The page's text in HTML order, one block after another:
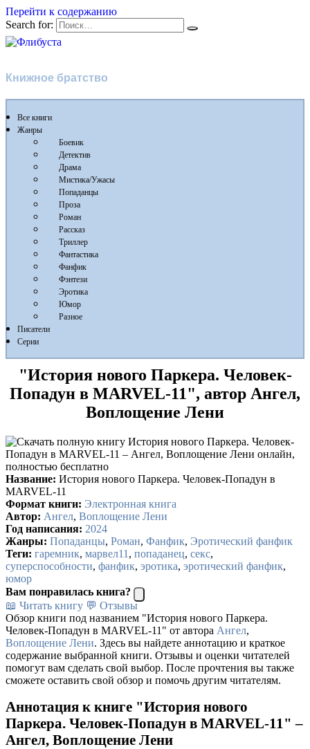
Перейти к содержанию
Search for:
Книжное братство
Все книги
Жанры
Боевик
Детектив
Драма
Мистика/Ужасы
Попаданцы
Проза
Роман
Рассказ
Триллер
Фантастика
Фанфик
Фэнтези
Эротика
Юмор
Разное
Писатели
Серии
"История нового Паркера. Человек-
Попадун в MARVEL-11", автор Ангел,
Воплощение Лени
Название: История нового Паркера. Человек-Попадун в
MARVEL-11
Формат книги: Электронная книга
Автор: Ангел, Воплощение Лени
Год написания: 2024
Жанры: Попаданцы, Роман, Фанфик, Эротический фанфик
Теги: гаремник, марвел11 , попаданец, секс,
суперспособности, фанфик, эротика, эротический фанфик,
юмор
Вам понравилась книга?
📖 Читать книгу 💬 Отзывы
Обзор книги под названием "История нового Паркера.
Человек-Попадун в MARVEL-11" от автора Ангел,
Воплощение Лени. Здесь вы найдете аннотацию и краткое
содержание выбранной книги. Отзывы и оценки читателей
помогут вам сделать свой выбор. После прочтения вы также
сможете оставить свой обзор и помочь другим читателям.
Аннотация к книге "История нового
Паркера. Человек-Попадун в MARVEL-11" –
Ангел, Воплощение Лени